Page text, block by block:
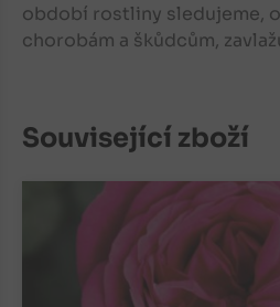
období rostliny sledujeme,
chorobám a škůdcům,
Související zboží